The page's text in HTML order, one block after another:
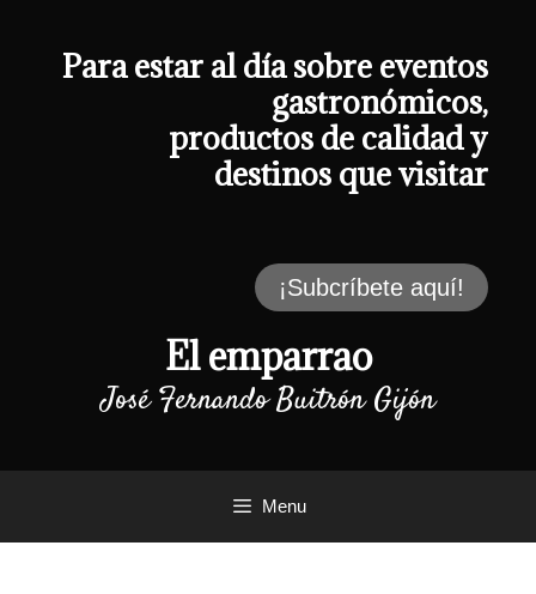
contenidoPara estar al día sobre eventos
gastronómicos,
productos de calidad y
destinos que visitar
¡Subcríbete aquí!
El emparrao
José Fernando Buitrón Gijón
Menu